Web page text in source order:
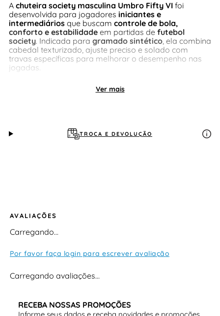
A chuteira society masculina Umbro Fifty VI foi
desenvolvida para jogadores iniciantes e
intermediários que buscam controle de bola,
conforto e estabilidade em partidas de futebol
society. Indicada para gramado sintético, ela combina
cabedal texturizado, ajuste preciso e solado com
travas específicas para melhorar o desempenho nas
jogadas.
Detalhamento completo do
Material do cabedal
uso frequente
Visual moderno com acabamento funcional
Indicado para campos de gramado sintético
tração, estabilidade e segurança
Ver mais
TROCA E DEVOLUÇÃO
AVALIAÇÕES
Carregando…
Por favor faça login para escrever avaliação
Carregando avaliações…
RECEBA NOSSAS PROMOÇÕES